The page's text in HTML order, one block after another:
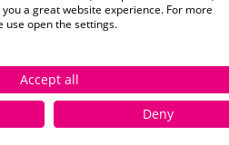
a great website experience. For more
use open the settings.
Accept all
Deny